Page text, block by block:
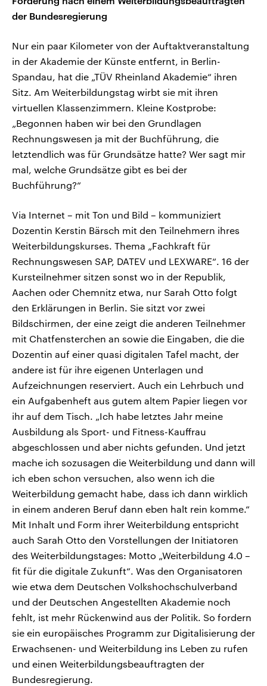
der Bundesregierung
Nur ein paar Kilometer von der Auftaktveranstaltung
in der Akademie der Künste entfernt, in Berlin-
Spandau, hat die „TÜV Rheinland Akademie“ ihren
Sitz. Am Weiterbildungstag wirbt sie mit ihren
virtuellen Klassenzimmern. Kleine Kostprobe:
„Begonnen haben wir bei den Grundlagen
Rechnungswesen ja mit der Buchführung, die
letztendlich was für Grundsätze hatte? Wer sagt mir
mal, welche Grundsätze gibt es bei der
Buchführung?“
Via Internet – mit Ton und Bild – kommuniziert
Dozentin Kerstin Bärsch mit den Teilnehmern ihres
Weiterbildungskurses. Thema „Fachkraft für
Rechnungswesen SAP, DATEV und LEXWARE“. 16 der
Kursteilnehmer sitzen sonst wo in der Republik,
Aachen oder Chemnitz etwa, nur Sarah Otto folgt
den Erklärungen in Berlin. Sie sitzt vor zwei
Bildschirmen, der eine zeigt die anderen Teilnehmer
mit Chatfensterchen an sowie die Eingaben, die die
Dozentin auf einer quasi digitalen Tafel macht, der
andere ist für ihre eigenen Unterlagen und
Aufzeichnungen reserviert. Auch ein Lehrbuch und
ein Aufgabenheft aus gutem altem Papier liegen vor
ihr auf dem Tisch. „Ich habe letztes Jahr meine
Ausbildung als Sport- und Fitness-Kauffrau
abgeschlossen und aber nichts gefunden. Und jetzt
mache ich sozusagen die Weiterbildung und dann will
ich eben schon versuchen, also wenn ich die
Weiterbildung gemacht habe, dass ich dann wirklich
in einem anderen Beruf dann eben halt rein komme.“
Mit Inhalt und Form ihrer Weiterbildung entspricht
auch Sarah Otto den Vorstellungen der Initiatoren
des Weiterbildungstages: Motto „Weiterbildung 4.0 –
fit für die digitale Zukunft“. Was den Organisatoren
wie etwa dem Deutschen Volkshochschulverband
und der Deutschen Angestellten Akademie noch
fehlt, ist mehr Rückenwind aus der Politik. So fordern
sie ein europäisches Programm zur Digitalisierung der
Erwachsenen- und Weiterbildung ins Leben zu rufen
und einen Weiterbildungsbeauftragten der
Bundesregierung.